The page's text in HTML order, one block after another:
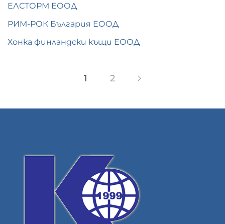
ЕЛСТОРМ ЕООД
РИМ-РОК България EООД
Хонка финландски къщи EООД
1 2